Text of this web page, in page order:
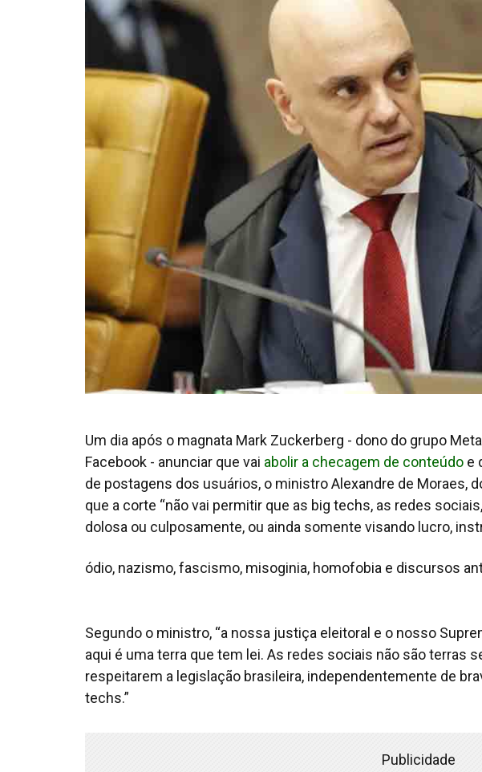
Um dia após o magnata Mark Zuckerberg - dono do grupo
Facebook - anunciar que vai abolir a checagem de conteúdo e
de postagens dos usuários, o ministro Alexandre de Moraes,
que a corte “não vai permitir que as big techs, as redes
dolosa ou culposamente, ou ainda somente visando lucro,
ódio, nazismo, fascismo, misoginia, homofobia e discursos
Segundo o ministro, “a nossa justiça eleitoral e o nosso
aqui é uma terra que tem lei. As redes sociais não são terras
respeitarem a legislação brasileira, independentemente de
techs.”
Publicidade